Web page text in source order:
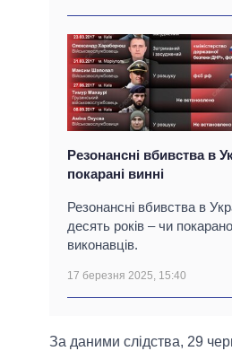
Резонансні вбивства в
покарані винні
Резонансні вбивства в
десять років – чи покарано
виконавців.
17 березня 2025, 15:40
За даними слідства, 29